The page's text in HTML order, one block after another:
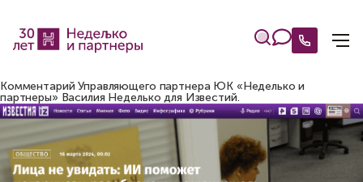
Комментарий Управляющего партнера ЮК «Неделько и
партнеры» Василия Неделько для Известий.